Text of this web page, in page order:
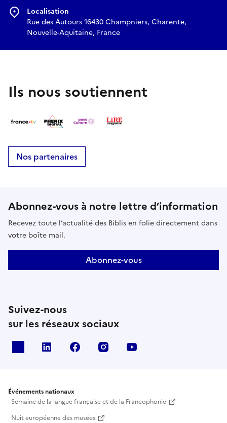
Localisation
Rue des Autours 16430 Champniers, Charente,
Nouvelle-Aquitaine, France
Ils nous soutiennent
Nos partenaires
Abonnez-vous à notre lettre d’information
Recevez toute l’actualité des Biblis en folie directement dans
votre boîte mail.
Abonnez-vous
Suivez-nous
sur les réseaux sociaux
Linkedin Facebook Instagram
Événements nationaux
Semaine de la langue française et de la Francophonie
Nuit européenne des musées